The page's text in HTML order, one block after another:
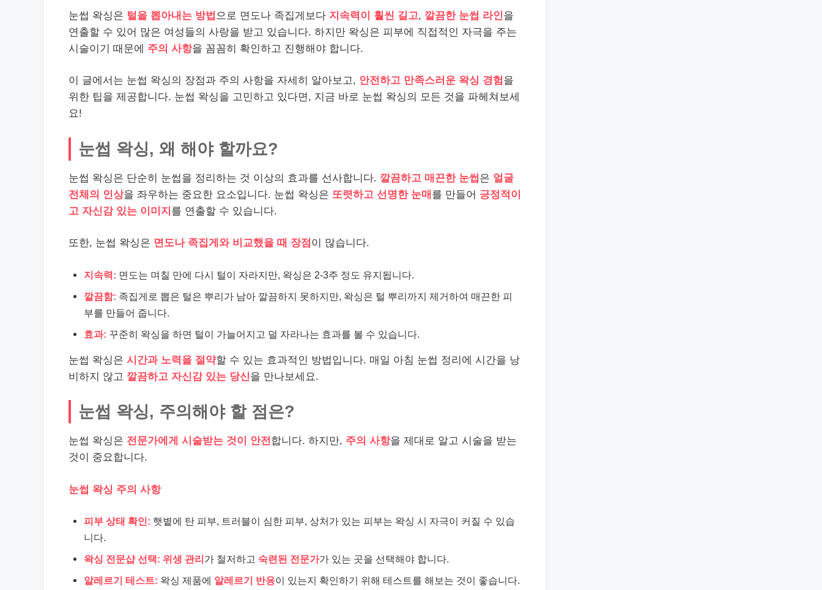
눈썹 왁싱은 털을 뽑아내는 방법 으로 면도나 족집게보다 지속력이 훨씬 길고, 깔끔한 눈썹 라인을
연출할 수 있어 많은 여성들의 사랑을 받고 있습니다. 하지만 왁싱은 피부에 직접적인 자극을 주는
시술이기 때문에 주의 사항을 꼼꼼히 확인하고 진행해야 합니다.
이 글에서는 눈썹 왁싱의 장점과 주의 사항을 자세히 알아보고, 안전하고 만족스러운 왁싱 경험을
위한 팁을 제공합니다. 눈썹 왁싱을 고민하고 있다면, 지금 바로 눈썹 왁싱의 모든 것을 파헤쳐보세
요!
눈썹 왁싱, 왜 해야 할까요?
눈썹 왁싱은 단순히 눈썹을 정리하는 것 이상의 효과를 선사합니다. 깔끔하고 매끈한 눈썹 은 얼굴
전체의 인상을 좌우하는 중요한 요소입니다. 눈썹 왁싱은 또렷하고 선명한 눈매 를 만들어 긍정적이
고 자신감 있는 이미지 를 연출할 수 있습니다.
또한, 눈썹 왁싱은 면도나 족집게와 비교했을 때 장점 이 많습니다.
지속력: 면도는 며칠 만에 다시 털이 자라지만, 왁싱은 2-3주 정도 유지됩니다.
깔끔함: 족집게로 뽑은 털은 뿌리가 남아 깔끔하지 못하지만, 왁싱은 털 뿌리까지 제거하여 매끈한 피
부를 만들어 줍니다.
효과: 꾸준히 왁싱을 하면 털이 가늘어지고 덜 자라나는 효과를 볼 수 있습니다.
눈썹 왁싱은 시간과 노력을 절약할 수 있는 효과적인 방법입니다. 매일 아침 눈썹 정리에 시간을 낭
비하지 않고 깔끔하고 자신감 있는 당신을 만나보세요.
눈썹 왁싱, 주의해야 할 점은?
눈썹 왁싱은 전문가에게 시술받는 것이 안전합니다. 하지만, 주의 사항을 제대로 알고 시술을 받는
것이 중요합니다.
눈썹 왁싱 주의 사항
피부 상태 확인: 햇볕에 탄 피부, 트러블이 심한 피부, 상처가 있는 피부는 왁싱 시 자극이 커질 수 있습
니다.
왁싱 전문샵 선택: 위생 관리가 철저하고 숙련된 전문가가 있는 곳을 선택해야 합니다.
알레르기 테스트: 왁싱 제품에 알레르기 반응이 있는지 확인하기 위해 테스트를 해보는 것이 좋습니다.